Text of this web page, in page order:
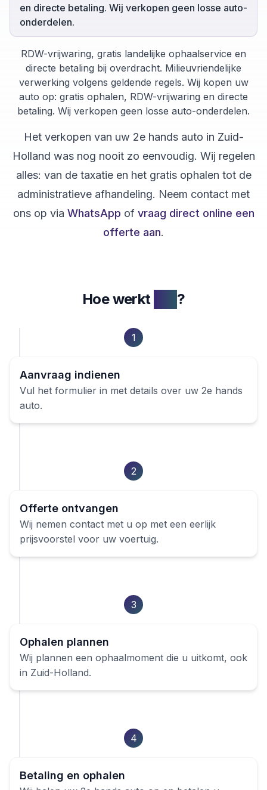
en directe betaling. Wij verkopen geen losse auto-
onderdelen.
RDW-vrijwaring, gratis landelijke ophaalservice en
directe betaling bij overdracht. Milieuvriendelijke
verwerking volgens geldende regels. Wij kopen uw
auto op: gratis ophalen, RDW-vrijwaring en directe
betaling. Wij verkopen geen losse auto-onderdelen.
Het verkopen van uw 2e hands auto in Zuid-
Holland was nog nooit zo eenvoudig. Wij regelen
alles: van de taxatie en het gratis ophalen tot de
administratieve afhandeling. Neem contact met
ons op via WhatsApp of vraag direct online een
offerte aan.
Hoe werkt ?
1
Aanvraag indienen
Vul het formulier in met details over uw 2e hands
auto.
2
Offerte ontvangen
Wij nemen contact met u op met een eerlijk
prijsvoorstel voor uw voertuig.
3
Ophalen plannen
Wij plannen een ophaalmoment die u uitkomt, ook
in Zuid-Holland.
4
Betaling en ophalen